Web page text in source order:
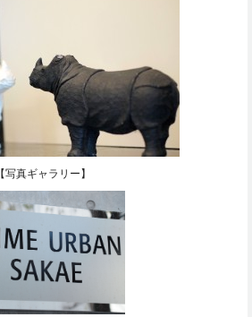
【写真ギャラリー】